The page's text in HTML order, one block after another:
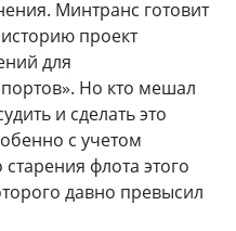
Минтранс готовит
проект
для
Но кто мешал
и сделать это
с учетом
флота этого
давно превысил